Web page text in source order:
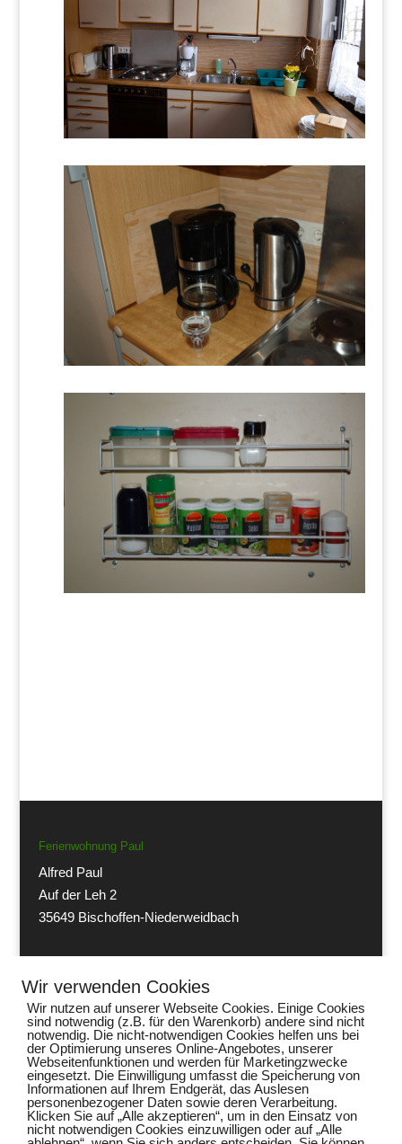
Ferienwohnung Paul
Alfred Paul
Auf der Leh 2
35649 Bischoffen-Niederweidbach
+49 (0) 6444 1391 info@paul-niederweidbach.de
Impressum
Wir verwenden Cookies
Wir nutzen auf unserer Webseite Cookies. Einige Cookies
sind notwendig (z.B. für den Warenkorb) andere sind nicht
notwendig. Die nicht-notwendigen Cookies helfen uns bei
der Optimierung unseres Online-Angebotes, unserer
Webseitenfunktionen und werden für Marketingzwecke
eingesetzt. Die Einwilligung umfasst die Speicherung von
Informationen auf Ihrem Endgerät, das Auslesen
personenbezogener Daten sowie deren Verarbeitung.
Klicken Sie auf „Alle akzeptieren“, um in den Einsatz von
nicht notwendigen Cookies einzuwilligen oder auf „Alle